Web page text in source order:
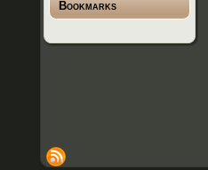
Bookmarks